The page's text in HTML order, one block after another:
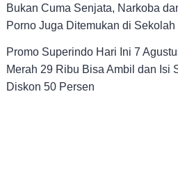
Bukan Cuma Senjata, Narkoba
Porno Juga Ditemukan di Sekolah
Promo Superindo Hari Ini 7
Merah 29 Ribu Bisa Ambil dan Isi
Diskon 50 Persen